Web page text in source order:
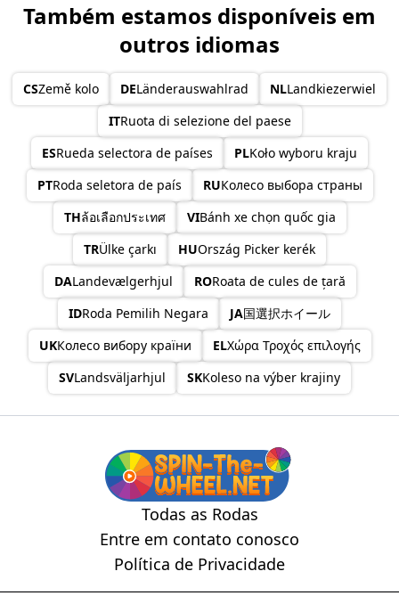
Ivory Coast
Jordan
Kazakhstan
Kenya
Kosovo
Kuwait
Kyrgyzstan
Laos
Lebanon
Liberia
Liechtenstien
Lithuania
Luxembourg
Macau China
Madagascar
Malawi
Malaysia
Marshall Island
Monaco
Também estamos disponíveis em
outros idiomas
CSZemě kolo DELänderauswahlrad NLLandkiezerwiel
ITRuota di selezione del paese
ESRueda selectora de países PLKoło wyboru kraju
PTRoda seletora de país RUКолесо выбора страны
THล้อเลือกประเทศ VIBánh xe chọn quốc gia
TRÜlke çarkı HUOrszág Picker kerék
DALandevælgerhjul RORoata de cules de țară
IDRoda Pemilih Negara JA国選択ホイール
UKКолесо вибору країни ELΧώρα Τροχός επιλογής
SVLandsväljarhjul SKKoleso na výber krajiny
Todas as Rodas
Entre em contato conosco
Política de Privacidade